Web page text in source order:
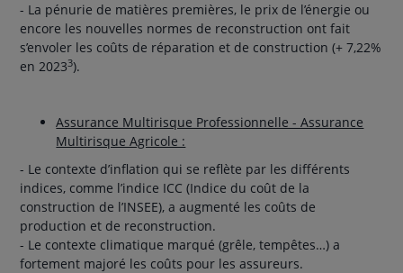
- La pénurie de matières premières, le prix de l’énergie ou
encore les nouvelles normes de reconstruction ont fait
s’envoler les coûts de réparation et de construction (+ 7,22%
en 20233).
Assurance Multirisque Professionnelle - Assurance
Multirisque Agricole :
- Le contexte d’inflation qui se reflète par les différents
indices, comme l’indice ICC (Indice du coût de la
construction de l’INSEE), a augmenté les coûts de
production et de reconstruction.
- Le contexte climatique marqué (grêle, tempêtes…) a
fortement majoré les coûts pour les assureurs.